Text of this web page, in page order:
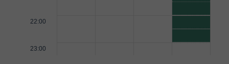
22:00
23:00